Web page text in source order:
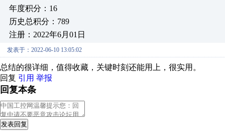
年度积分：16
历史总积分：789
注册：2022年6月01日
发表于：2022-06-10 13:05:02
总结的很详细，值得收藏，关键时刻还能用上，很实用。
回复 引用 举报
回复本条
发表回复